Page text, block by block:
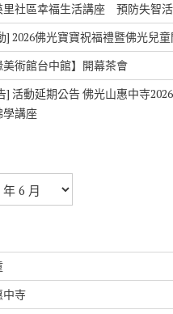
里社區幸福生活講座 預防失智
] 2026佛光寶寶祝福禮暨佛光兒
美術館台中館】開幕茶會
] 活動延期公告 佛光山惠中寺
學講座
中寺